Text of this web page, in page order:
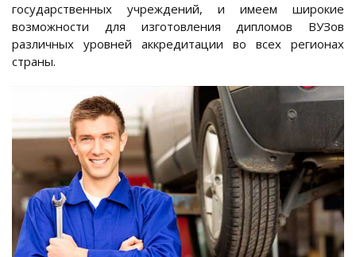
государственных учреждений, и имеем широкие
возможности для изготовления дипломов ВУЗов
различных уровней аккредитации во всех регионах
страны.